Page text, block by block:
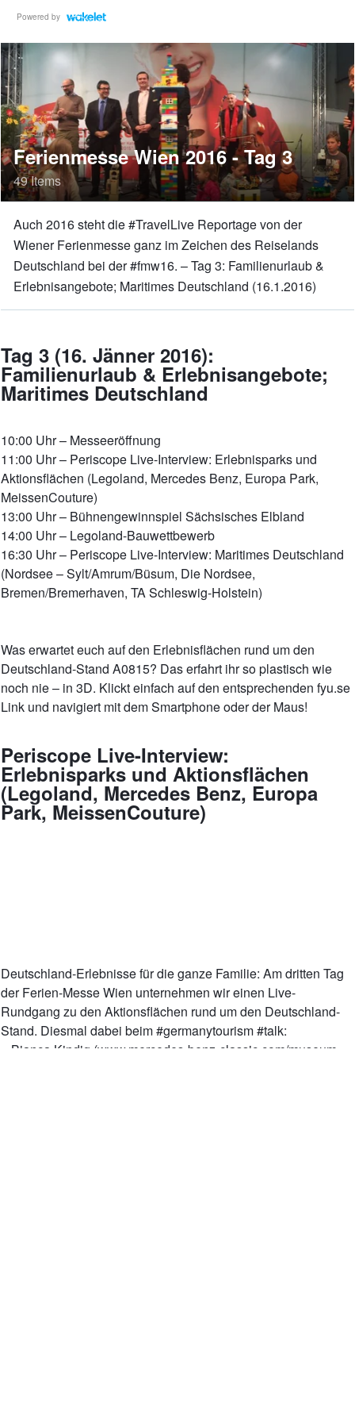
Powered by
Ferienmesse Wien 2016 - Tag 3
49 Items
Auch 2016 steht die #TravelLive Reportage von der
Wiener Ferienmesse ganz im Zeichen des Reiselands
Deutschland bei der #fmw16. – Tag 3: Familienurlaub &
Erlebnisangebote; Maritimes Deutschland (16.1.2016)
Tag 3 (16. Jänner 2016):
Familienurlaub & Erlebnisangebote;
Maritimes Deutschland
10:00 Uhr – Messeeröffnung
11:00 Uhr – Periscope Live-Interview: Erlebnisparks und
Aktionsflächen (Legoland, Mercedes Benz, Europa Park,
MeissenCouture)
13:00 Uhr – Bühnengewinnspiel Sächsisches Elbland
14:00 Uhr – Legoland-Bauwettbewerb
16:30 Uhr – Periscope Live-Interview: Maritimes Deutschland
(Nordsee – Sylt/Amrum/Büsum, Die Nordsee,
Bremen/Bremerhaven, TA Schleswig-Holstein)
Was erwartet euch auf den Erlebnisflächen rund um den
Deutschland-Stand A0815? Das erfahrt ihr so plastisch wie
noch nie – in 3D. Klickt einfach auf den entsprechenden fyu.se
Link und navigiert mit dem Smartphone oder der Maus!
Periscope Live-Interview:
Erlebnisparks und Aktionsflächen
(Legoland, Mercedes Benz, Europa
Park, MeissenCouture)
Deutschland-Erlebnisse für die ganze Familie: Am dritten Tag
der Ferien-Messe Wien unternehmen wir einen Live-
Rundgang zu den Aktionsflächen rund um den Deutschland-
Stand. Diesmal dabei beim #germanytourism #talk:
– Bianca Kindig (www.mercedes-benz-classic.com/museum,